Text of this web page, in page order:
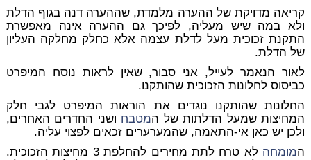
קריאה מדויקת של ההערה מלמדת, שההערה דנה בגוף הדלת
ולא במה שיש מעליה, לפיכך גם ההערה אינה מאפשרת
התקנת זכוכית מעל לדלת עצמה אלא כחלק מחלקה העליון
של הדלת.
לאור הנאמר לעייל, אני סבור, שאין לראות נוסח המיפרט
כביסוס לחלונות הזכוכית שהותקנו.
החלונות שהותקנו נוגדים את הוראות המיפרט לגבי חלק
המחיצות שמעל הדלתות של המטבח ושני החדרים האחרים,
ולכן יש כאן אי-התאמה, שהמערערים זכאים לפצוי עליה.
המומחה
לא טרח לתת מחירים להחלפת 3 מחיצות הזכוכית.